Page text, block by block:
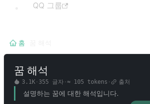
QQ 그룹
홈
꿈 해석
3.1K· 355 글자· ≈ 105 tokens · 출처
설명하는 꿈에 대한 해석입니다.